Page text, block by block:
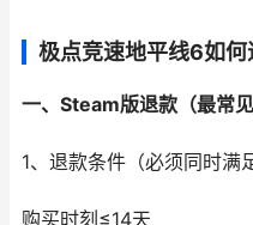
极点竞速地平线6如何
一、Steam版退款（最常见
1、退款条件（必须同时满
购买时刻≤14天